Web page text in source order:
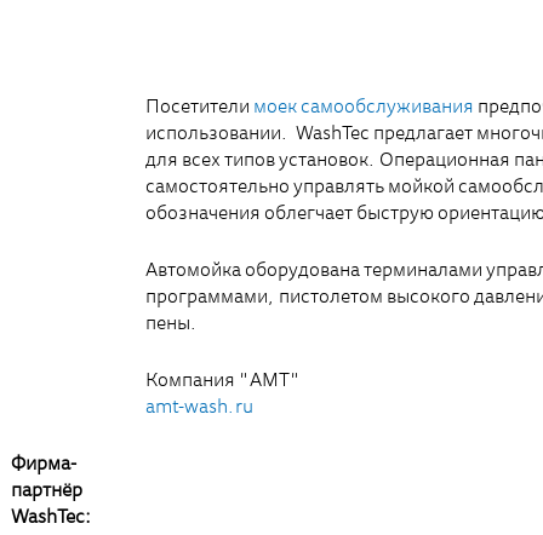
Фирма-
партнёр
WashTec:
Посетители моек самообслуживания
использовании. WashTec предлагает
для всех типов установок. Операционная
самостоятельно управлять мойкой
обозначения облегчает быструю
Автомойка оборудована терминалами
программами, пистолетом высокого
пены.
Компания "AMT"
amt-wash.ru